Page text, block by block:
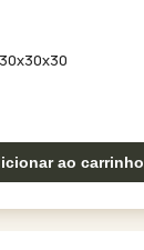
ao carrinho